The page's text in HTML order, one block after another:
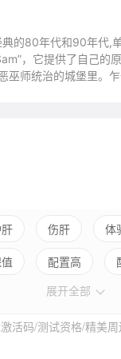
的80年代和90年代,
，它提供了自己的
师统治的城堡里。
东京，永远的幸运
式的讲故事——你不
伤肝 体
配置高
展开全部
活码/测试资格/精美